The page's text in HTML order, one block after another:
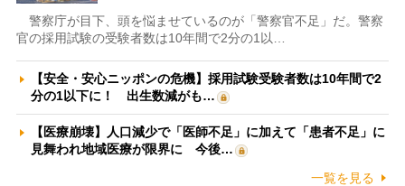
警察庁が目下、頭を悩ませているのが「警察官不足」だ。警察
官の採用試験の受験者数は10年間で2分の1以…
【安全・安心ニッポンの危機】採用試験受験者数は10年間で2
分の1以下に！ 出生数減がも…
【医療崩壊】人口減少で「医師不足」に加えて「患者不足」に
見舞われ地域医療が限界に 今後…
一覧を見る